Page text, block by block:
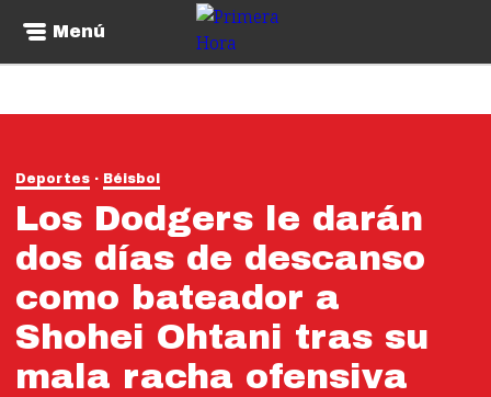
Menú
Deportes Béisbol
Los Dodgers le darán
dos días de descanso
como bateador a
Shohei Ohtani tras su
mala racha ofensiva